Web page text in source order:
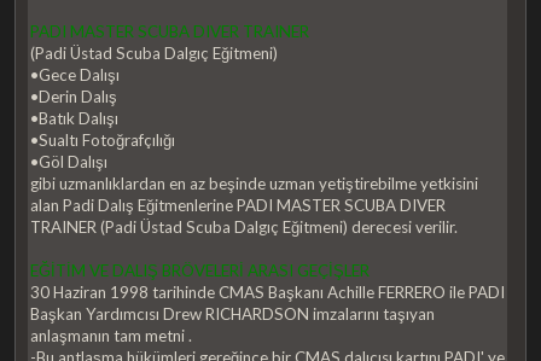
PADI MASTER SCUBA DIVER TRAINER
(Padi Üstad Scuba Dalgıç Eğitmeni)
•Gece Dalışı
•Derin Dalış
•Batık Dalışı
•Sualtı Fotoğrafçılığı
•Göl Dalışı
gibi uzmanlıklardan en az beşinde uzman yetiştirebilme yetkisini
alan Padi Dalış Eğitmenlerine PADI MASTER SCUBA DIVER
TRAINER (Padi Üstad Scuba Dalgıç Eğitmeni) derecesi verilir.
EĞİTİM VE DALIŞ BRÖVELERİ ARASI GEÇİŞLER
30 Haziran 1998 tarihinde CMAS Başkanı Achille FERRERO ile PADI
Başkan Yardımcısı Drew RICHARDSON imzalarını taşıyan
anlaşmanın tam metni .